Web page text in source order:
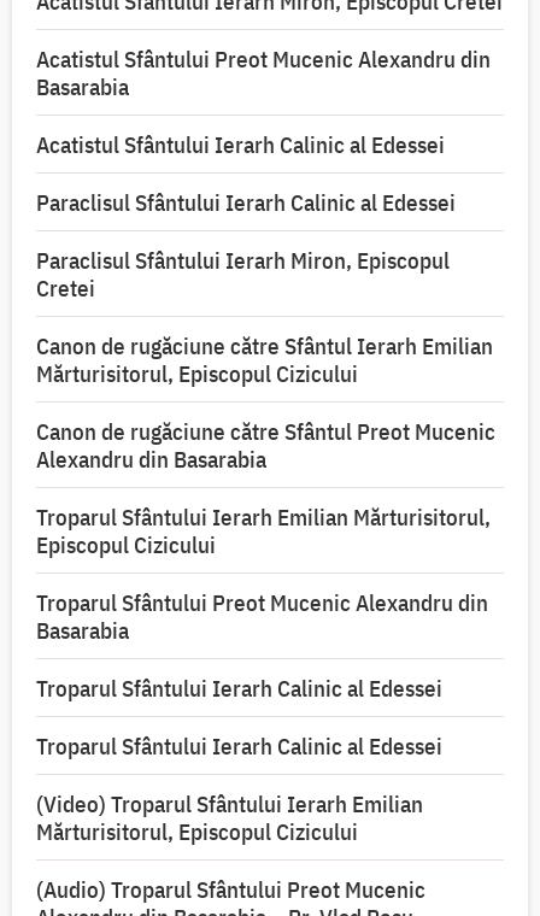
Acatistul Sfântului Preot Mucenic Alexandru din
Basarabia
Acatistul Sfântului Ierarh Calinic al Edessei
Paraclisul Sfântului Ierarh Calinic al Edessei
Paraclisul Sfântului Ierarh Miron, Episcopul
Cretei
Canon de rugăciune către Sfântul Ierarh Emilian
Mărturisitorul, Episcopul Cizicului
Canon de rugăciune către Sfântul Preot Mucenic
Alexandru din Basarabia
Troparul Sfântului Ierarh Emilian Mărturisitorul,
Episcopul Cizicului
Troparul Sfântului Preot Mucenic Alexandru din
Basarabia
Troparul Sfântului Ierarh Calinic al Edessei
Troparul Sfântului Ierarh Calinic al Edessei
(Video) Troparul Sfântului Ierarh Emilian
Mărturisitorul, Episcopul Cizicului
(Audio) Troparul Sfântului Preot Mucenic